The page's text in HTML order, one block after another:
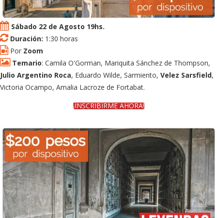
Sábado 22 de Agosto 19hs.
Duración: 1:30 horas
Por Zoom
Temario: Camila O'Gorman, Mariquita Sánchez de Thompson,
Julio Argentino Roca, Eduardo Wilde, Sarmiento, Velez Sarsfield,
Victoria Ocampo, Amalia Lacroze de Fortabat.
¡INSCRIBIRME AHORA!